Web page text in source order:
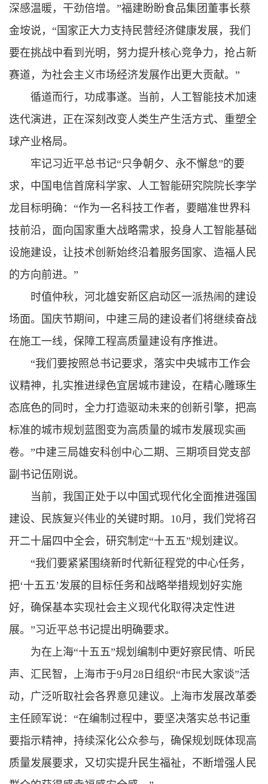
深感温暖，干劲倍增。”福建盼盼食品集团董事长蔡
金垵说，“国家正大力支持民营经济健康发展，我们
要在挑战中看到光明，努力提升核心竞争力，抢占新
赛道，为社会主义市场经济发展作出更大贡献。”
循道而行，功成事遂。当前，人工智能技术加速
迭代演进，正在深刻改变人类生产生活方式、重塑全
球产业格局。
牢记习近平总书记“只争朝夕、永不懈怠”的要
求，中国电信首席科学家、人工智能研究院院长李学
龙目标明确：“作为一名科技工作者，要瞄准世界科
技前沿，面向国家重大战略需求，投身人工智能基础
设施建设，让技术创新始终沿着服务国家、造福人民
的方向前进。”
时值仲秋，河北雄安新区启动区一派热闹的建设
场面。国庆节期间，中建三局的建设者们将继续奋战
在施工一线，保障工程高质量建设有序推进。
“我们要按照总书记要求，落实中央城市工作会
议精神，扎实推进绿色宜居城市建设，在精心雕琢生
态底色的同时，全力打造驱动未来的创新引擎，把高
标准的城市规划蓝图变为高质量的城市发展现实画
卷。”中建三局雄安科创中心二期、三期项目党支部
副书记伍刚说。
当前，我国正处于以中国式现代化全面推进强国
建设、民族复兴伟业的关键时期。10月，我们党将召
开二十届四中全会，研究制定“十五五”规划建议。
“我们要紧紧围绕新时代新征程党的中心任务，
把‘十五五’发展的目标任务和战略举措规划好实施
好，确保基本实现社会主义现代化取得决定性进
展。”习近平总书记提出明确要求。
为在上海“十五五”规划编制中更好察民情、听民
声、汇民智，上海市于9月28日组织“市民大家谈”活
动，广泛听取社会各界意见建议。上海市发展改革委
主任顾军说：“在编制过程中，要坚决落实总书记重
要指示精神 ，持续深化公众参与，确保规划既体现高
质量发展要求，又切实提升民生福祉，不断增强人民